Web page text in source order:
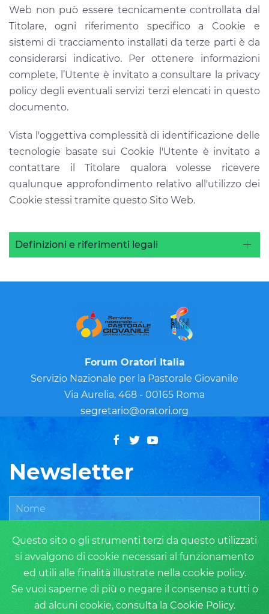
Questo sito o gli strumenti terzi da questo utilizzati
si avvalgono di cookie necessari al funzionamento
ed utili alle finalità illustrate nella cookie policy.
Se vuoi saperne di più o negare il consenso a tutti o
ad alcuni cookie, consulta la Cookie Policy.
Web non può essere tecnicamente controllata dal
Titolare, ogni riferimento specifico a Cookie e
sistemi di tracciamento installati da terze parti è da
considerarsi indicativo. Per ottenere informazioni
complete, l’Utente è invitato a consultare la privacy
policy degli eventuali servizi terzi elencati in questo
documento.
Vista l'oggettiva complessità di identificazione delle
tecnologie basate sui Cookie l'Utente è invitato a
contattare il Titolare qualora volesse ricevere
qualunque approfondimento relativo all'utilizzo dei
Cookie stessi tramite questo Sito Web.
Definizioni e riferimenti legali
Forum Oratori Italia
Servizio Nazionale per la Pastorale Giovanile
Via Aurelia, 468 - 00165 Roma
segretario@oratori.org
Newsletter